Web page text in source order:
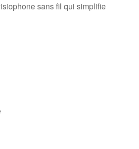
sans fil qui simplifie